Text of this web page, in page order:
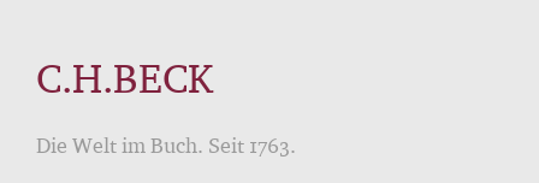
C.H.BECK
Die Welt im Buch. Seit 1763.